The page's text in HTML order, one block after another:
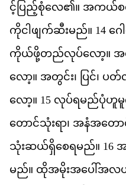
င ပညစလေ၏။ အကယ
ကင ဖကဆမည်။ 14 ဂ
ကယဖတညလပလော့။ အ
လော့။ အတင်း၊ ပင်၊ ပတ
လော့။ 15 လပရမညပဟမ
တငသရာ၊ အနအတ
သဆယရစရမည်။ 16
မည်။ ထအမအပ အလ